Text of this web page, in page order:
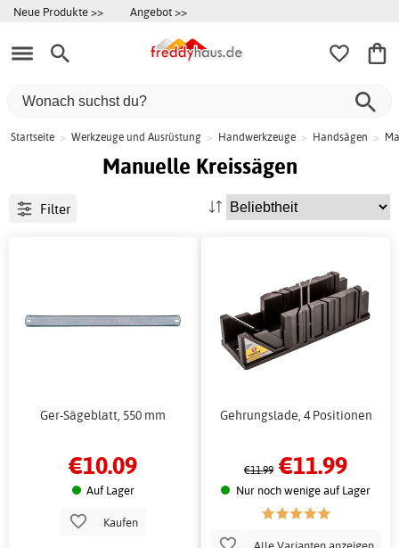
Neue Produkte >> Angebot >>
Startseite > Werkzeuge und Ausrüstung > Handwerkzeuge > Handsägen >
Manuelle Kreissägen
Filter
Ger-Sägeblatt, 550 mm
€10.09
Auf Lager
Kaufen
Gehrungslade, 4 Positionen
€11.99 €11.99
Nur noch wenige auf Lager
Alle Varianten anzeigen